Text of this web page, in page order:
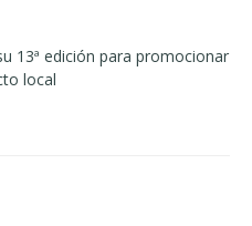
13ª edición para promocionar
local